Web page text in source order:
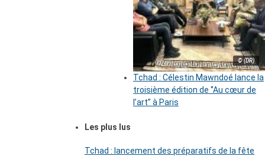
© (DR)
Tchad : Célestin Mawndoé lance la
troisième édition de ‘’Au cœur de
l’art’’ à Paris
Les plus lus
Tchad : lancement des préparatifs de la fête